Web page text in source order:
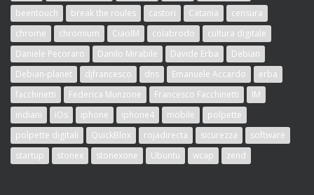
beentouch
break the roules castori Catania
censura
chrome
chromium CiaoIM colabrodo
cultura digitale
Daniele Pecoraro
Danilo Mirabile Davide Erba
Debian
Debian-planet
djfrancesco dns Emanuele Accardo
erba
facchinetti
Federica Munzone Francesco Facchinetti
IM
indiani
iOs iphone iphone4 mobile
polpette
polpette digitali
QuickBlox rojadirecta sicurezza
software
startup
stonex stonexone Ubuntu wcap zend